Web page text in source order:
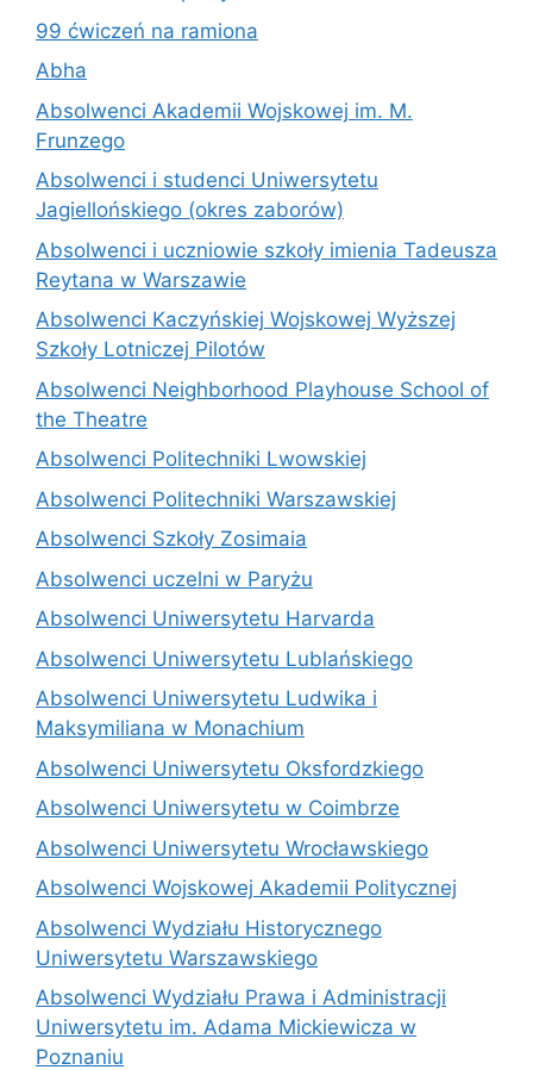
99 ćwiczeń na ramiona
Abha
Absolwenci Akademii Wojskowej im. M.
Frunzego
Absolwenci i studenci Uniwersytetu
Jagiellońskiego (okres zaborów)
Absolwenci i uczniowie szkoły imienia Tadeusza
Reytana w Warszawie
Absolwenci Kaczyńskiej Wojskowej Wyższej
Szkoły Lotniczej Pilotów
Absolwenci Neighborhood Playhouse School of
the Theatre
Absolwenci Politechniki Lwowskiej
Absolwenci Politechniki Warszawskiej
Absolwenci Szkoły Zosimaia
Absolwenci uczelni w Paryżu
Absolwenci Uniwersytetu Harvarda
Absolwenci Uniwersytetu Lublańskiego
Absolwenci Uniwersytetu Ludwika i
Maksymiliana w Monachium
Absolwenci Uniwersytetu Oksfordzkiego
Absolwenci Uniwersytetu w Coimbrze
Absolwenci Uniwersytetu Wrocławskiego
Absolwenci Wojskowej Akademii Politycznej
Absolwenci Wydziału Historycznego
Uniwersytetu Warszawskiego
Absolwenci Wydziału Prawa i Administracji
Uniwersytetu im. Adama Mickiewicza w
Poznaniu